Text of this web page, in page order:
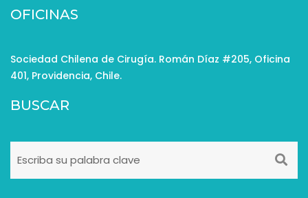
OFICINAS
Sociedad Chilena de Cirugía. Román Díaz #205, Oficina
401, Providencia, Chile.
BUSCAR